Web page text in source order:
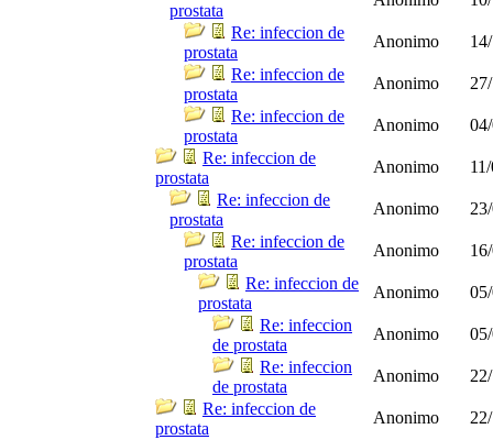
prostata
Re: infeccion de
prostata
Anonimo
Re: infeccion de
prostata
Anonimo
Re: infeccion de
prostata
Anonimo
Re: infeccion de
prostata
Anonimo
Re: infeccion de
prostata
Anonimo
Re: infeccion de
prostata
Anonimo
Re: infeccion de
prostata
Anonimo
Re: infeccion
de prostata
Anonimo
Re: infeccion
de prostata
Anonimo
Re: infeccion de
prostata
Anonimo